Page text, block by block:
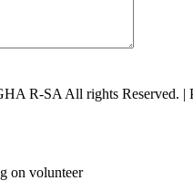
R-SA All rights Reserved. |
on volunteer